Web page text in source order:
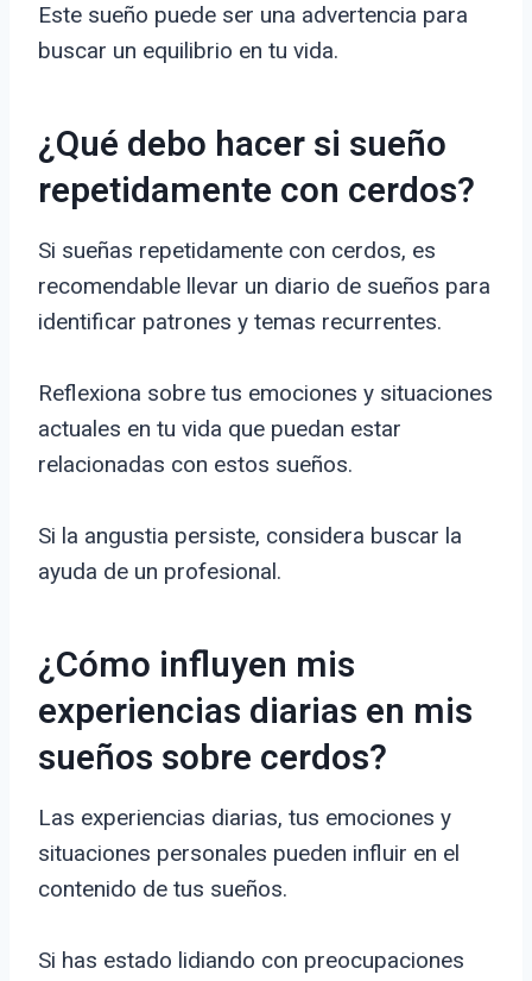
Este sueño puede ser una advertencia para
buscar un equilibrio en tu vida.
¿Qué debo hacer si sueño
repetidamente con cerdos?
Si sueñas repetidamente con cerdos, es
recomendable llevar un diario de sueños para
identificar patrones y temas recurrentes.
Reflexiona sobre tus emociones y situaciones
actuales en tu vida que puedan estar
relacionadas con estos sueños.
Si la angustia persiste, considera buscar la
ayuda de un profesional.
¿Cómo influyen mis
experiencias diarias en mis
sueños sobre cerdos?
Las experiencias diarias, tus emociones y
situaciones personales pueden influir en el
contenido de tus sueños.
Si has estado lidiando con preocupaciones